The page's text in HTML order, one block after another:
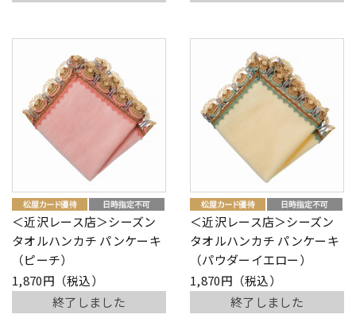
＜近沢レース店＞シーズン
タオルハンカチ パンケーキ
（ピーチ）
1,870円（税込）
終了しました
＜近沢レース店＞シーズン
タオルハンカチ パンケーキ
（パウダーイエロー）
1,870円（税込）
終了しました